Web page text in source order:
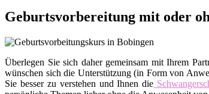
Geburtsvorbereitung mit oder
Überlegen Sie sich daher gemeinsam mit Ihrem
wünschen sich die Unterstützung (in Form von
Sie besser zu verstehen und Ihnen die